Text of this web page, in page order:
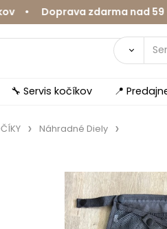
zdarma nad 59
🔧 Servis kočíkov 📍
Náhradné Diely